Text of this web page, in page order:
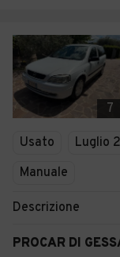
Moto
Camper
Veicoli
7
Usato Luglio
Manuale
Descrizione
PROCAR DI